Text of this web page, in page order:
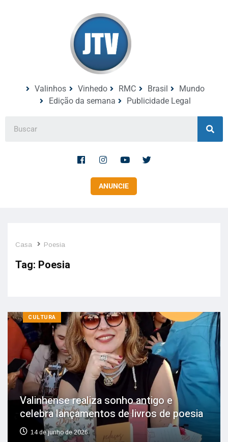
Valinhos Vinhedo RMC Brasil
Mundo
Edição da semana
Publicidade Legal
ANUNCIE
Casa Poesia
Tag: Poesia
CULTURA
Valinhense realiza sonho antigo e
celebra lançamentos de livros de poesia
14 de junho de 2026